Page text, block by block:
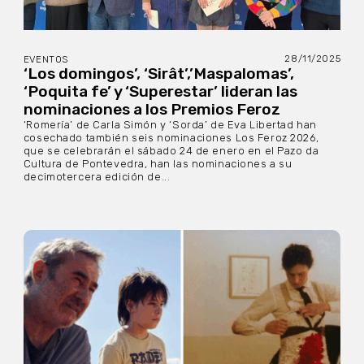
EVENTOS 28/11/2025
‘Los domingos’, ‘Sirât’,’Maspalomas’,
‘Poquita fe’ y ‘Superestar’ lideran las
nominaciones a los Premios Feroz
‘Romería’ de Carla Simón y ‘Sorda’ de Eva Libertad han
cosechado también seis nominaciones Los Feroz 2026,
que se celebrarán el sábado 24 de enero en el Pazo da
Cultura de Pontevedra, han las nominaciones a su
decimotercera edición de...